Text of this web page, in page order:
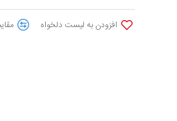
افزودن به لیست دلخواه